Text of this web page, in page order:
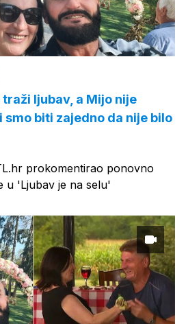
ljubav, a Mijo nije
biti zajedno da nije bilo
prokomentirao ponovno
u 'Ljubav je na selu'